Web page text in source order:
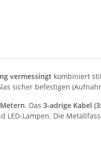
vermessingt kombiniert
sicher befestigen
. Das 3-adrige Kabel
Lampen. Die